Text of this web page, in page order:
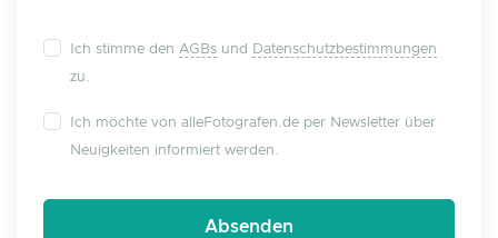
Ich stimme den AGBs und
Datenschutzbestimmungen
zu.
Ich möchte von alleFotografen.de per Newsletter über
Neuigkeiten informiert werden.